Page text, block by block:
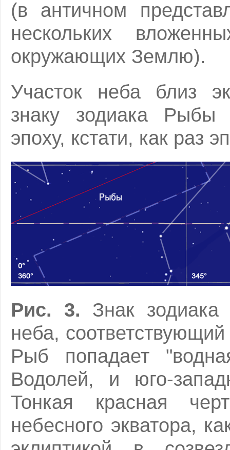
(в античном
нескольких
окружающих Землю).
Участок неба близ
знаку зодиака Рыбы
эпоху, кстати, как раз
Рис. 3. Знак
неба,
Рыб попадает
Водолей, и юго-
Тонкая красная
небесного экватора,